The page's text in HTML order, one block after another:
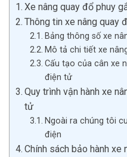
Xe nâng quay đổ phuy
Thông tin xe nâng quay
Bảng thông số xe
Mô tả chi tiết xe
Cấu tạo của cân xe
điện tử
Quy trình vận hành xe
tử
Ngoài ra chúng tôi
điện
Chính sách bảo hành xe